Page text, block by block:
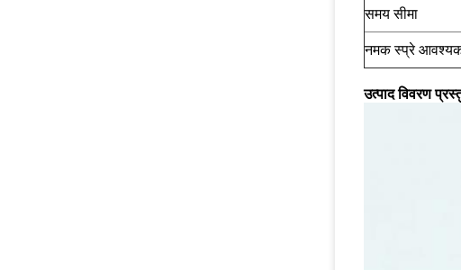
समय सीमा
नमक स्प्रे
उत्पाद विवरण